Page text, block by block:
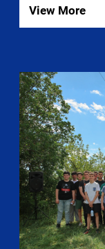
View More